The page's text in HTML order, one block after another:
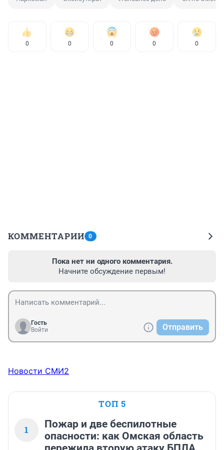
0 0 0 0 0
КОММЕНТАРИИ 0
Пока нет ни одного комментария.
Начните обсуждение первым!
Гость
Войти
Отправить
Новости СМИ2
ТОП 5
1
Пожар и две беспилотные
опасности: как Омская область